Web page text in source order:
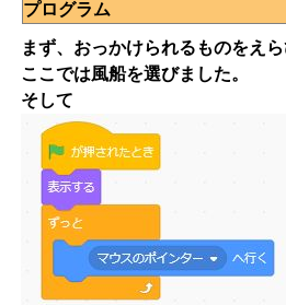
プログラム
まず、おっかけられるものをえら
ここでは風船を選びました。
そして